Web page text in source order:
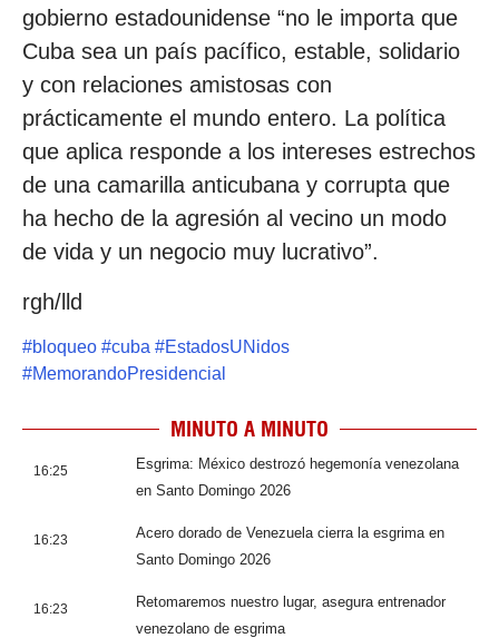
gobierno estadounidense “no le importa que
Cuba sea un país pacífico, estable, solidario
y con relaciones amistosas con
prácticamente el mundo entero. La política
que aplica responde a los intereses estrechos
de una camarilla anticubana y corrupta que
ha hecho de la agresión al vecino un modo
de vida y un negocio muy lucrativo”.
rgh/lld
#bloqueo #cuba #EstadosUNidos
#MemorandoPresidencial
MINUTO A MINUTO
16:25
Esgrima: México destrozó hegemonía venezolana
en Santo Domingo 2026
16:23
Acero dorado de Venezuela cierra la esgrima en
Santo Domingo 2026
16:23
Retomaremos nuestro lugar, asegura entrenador
venezolano de esgrima